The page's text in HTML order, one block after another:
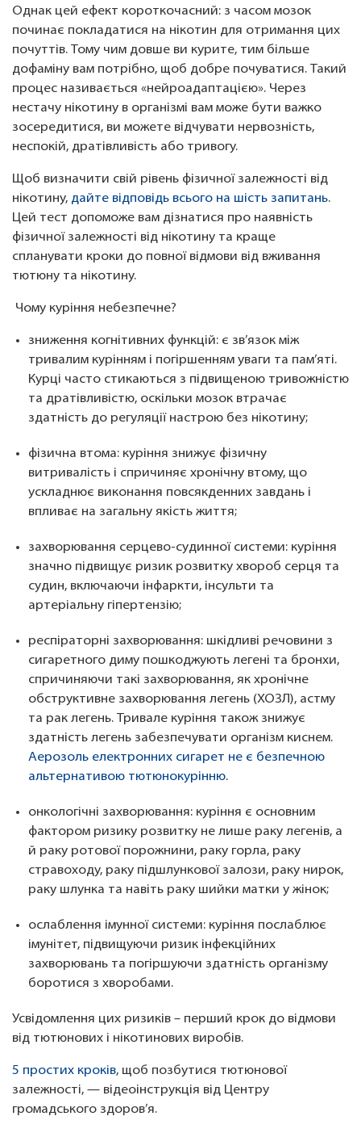
Однак цей ефект короткочасний: з часом мозок
починає покладатися на нікотин для отримання цих
почуттів. Тому чим довше ви курите, тим більше
дофаміну вам потрібно, щоб добре почуватися. Такий
процес називається «нейроадаптацією». Через
нестачу нікотину в організмі вам може бути важко
зосередитися, ви можете відчувати нервозність,
неспокій, дратівливість або тривогу.
Щоб визначити свій рівень фізичної залежності від
нікотину, дайте відповідь всього на шість запитань.
Цей тест допоможе вам дізнатися про наявність
фізичної залежності від нікотину та краще
спланувати кроки до повної відмови від вживання
тютюну та нікотину.
Чому куріння небезпечне?
зниження когнітивних функцій: є зв’язок між
тривалим курінням і погіршенням уваги та пам’яті.
Курці часто стикаються з підвищеною тривожністю
та дратівливістю, оскільки мозок втрачає
здатність до регуляції настрою без нікотину;
фізична втома: куріння знижує фізичну
витривалість і спричиняє хронічну втому, що
ускладнює виконання повсякденних завдань і
впливає на загальну якість життя;
захворювання серцево-судинної системи: куріння
значно підвищує ризик розвитку хвороб серця та
судин, включаючи інфаркти, інсульти та
артеріальну гіпертензію;
респіраторні захворювання: шкідливі речовини з
сигаретного диму пошкоджують легені та бронхи,
спричиняючи такі захворювання, як хронічне
обструктивне захворювання легень (ХОЗЛ), астму
та рак легень. Тривале куріння також знижує
здатність легень забезпечувати організм киснем.
Аерозоль електронних сигарет не є безпечною
альтернативою тютюнокурінню.
онкологічні захворювання: куріння є основним
фактором ризику розвитку не лише раку легенів, а
й раку ротової порожнини, раку горла, раку
стравоходу, раку підшлункової залози, раку нирок,
раку шлунка та навіть раку шийки матки у жінок;
ослаблення імунної системи: куріння послаблює
імунітет, підвищуючи ризик інфекційних
захворювань та погіршуючи здатність організму
боротися з хворобами.
Усвідомлення цих ризиків – перший крок до відмови
від тютюнових і нікотинових виробів.
5 простих кроків, щоб позбутися тютюнової
залежності, — відеоінструкція від Центру
громадського здоров’я.